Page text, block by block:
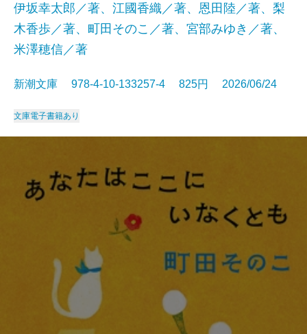
伊坂幸太郎／著、江國香織／著、恩田陸／著、梨
木香歩／著、町田そのこ／著、宮部みゆき／著、
米澤穂信／著
新潮文庫 978-4-10-133257-4 825円 2026/06/24
文庫電子書籍あり